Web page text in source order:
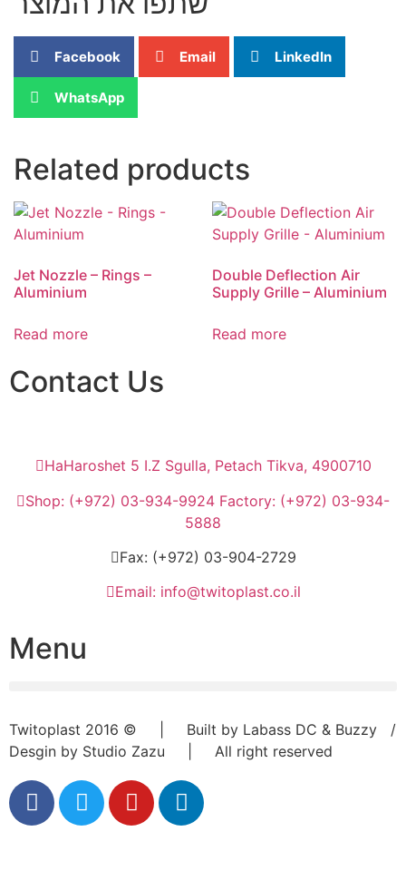
Facebook Email LinkedIn
WhatsApp
Related products
Jet Nozzle – Rings –
Aluminium
Read more
Double Deflection Air
Supply Grille – Aluminium
Read more
Contact Us
HaHaroshet 5 I.Z Sgulla, Petach Tikva, 4900710
Shop: (+972) 03-934-9924 Factory: (+972) 03-934-
5888
Fax: (+972) 03-904-2729
Email: info@twitoplast.co.il
Menu
Twitoplast 2016 © | Built by Labass DC & Buzzy /
Desgin by Studio Zazu | All right reserved